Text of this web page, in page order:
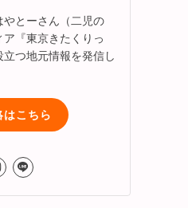
とーさん（二児の
『東京きたくりっ
つ地元情報を発信し
はこちら